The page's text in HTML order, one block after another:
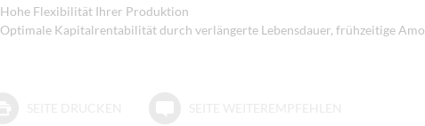
Hohe Flexibilität Ihrer Produktion
Optimale Kapitalrentabilität durch verlängerte Lebensdauer, frühzeitige